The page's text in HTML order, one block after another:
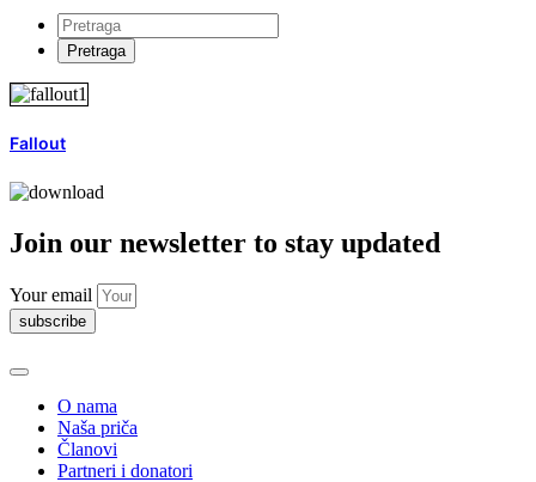
Fallout
Join our newsletter to stay updated
Your email
subscribe
O nama
Naša priča
Članovi
Partneri i donatori